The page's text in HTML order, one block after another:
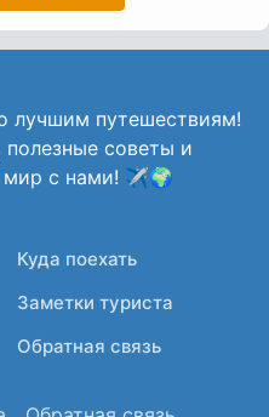
лучшим путешествиям!
советы и
мир с нами! ✈️🌍
Куда поехать
Заметки туриста
Обратная связь